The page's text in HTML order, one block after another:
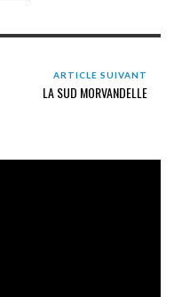
ARTICLE SUIVANT
LA SUD MORVANDELLE